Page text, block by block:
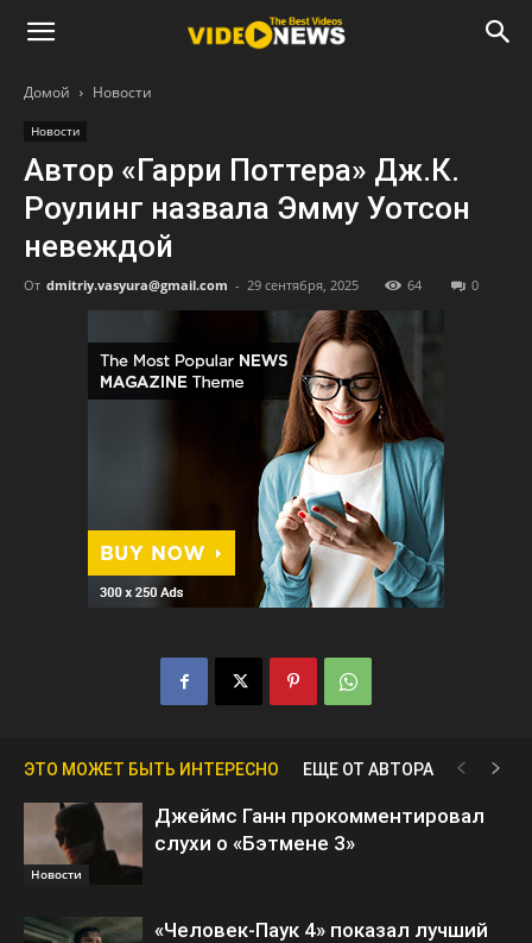
Домой Новости
Новости
Автор «Гарри Поттера» Дж.К.
Роулинг назвала Эмму Уотсон
невеждой
От dmitriy.vasyura@gmail.com - 29 сентября, 2025 64 0
ЭТО МОЖЕТ БЫТЬ ИНТЕРЕСНО ЕЩЕ ОТ АВТОРА
Новости
Джеймс Ганн прокомментировал
слухи о «Бэтмене 3»
«Человек-Паук 4» показал лучший